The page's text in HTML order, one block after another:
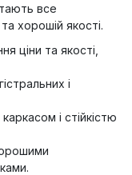
все
хорошій якості.
ціни та якості,
і
і стійкістю